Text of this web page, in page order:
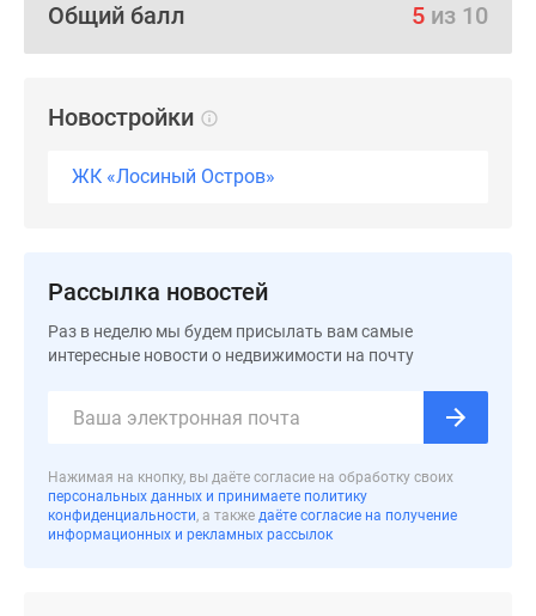
Общий балл 5 из 10
Новостройки
ЖК «Лосиный Остров»
Рассылка новостей
Раз в неделю мы будем присылать вам самые
интересные новости о недвижимости на почту
Нажимая на кнопку, вы даёте согласие на обработку своих
персональных данных и принимаете политику
конфиденциальности, а также даёте согласие на получение
информационных и рекламных рассылок